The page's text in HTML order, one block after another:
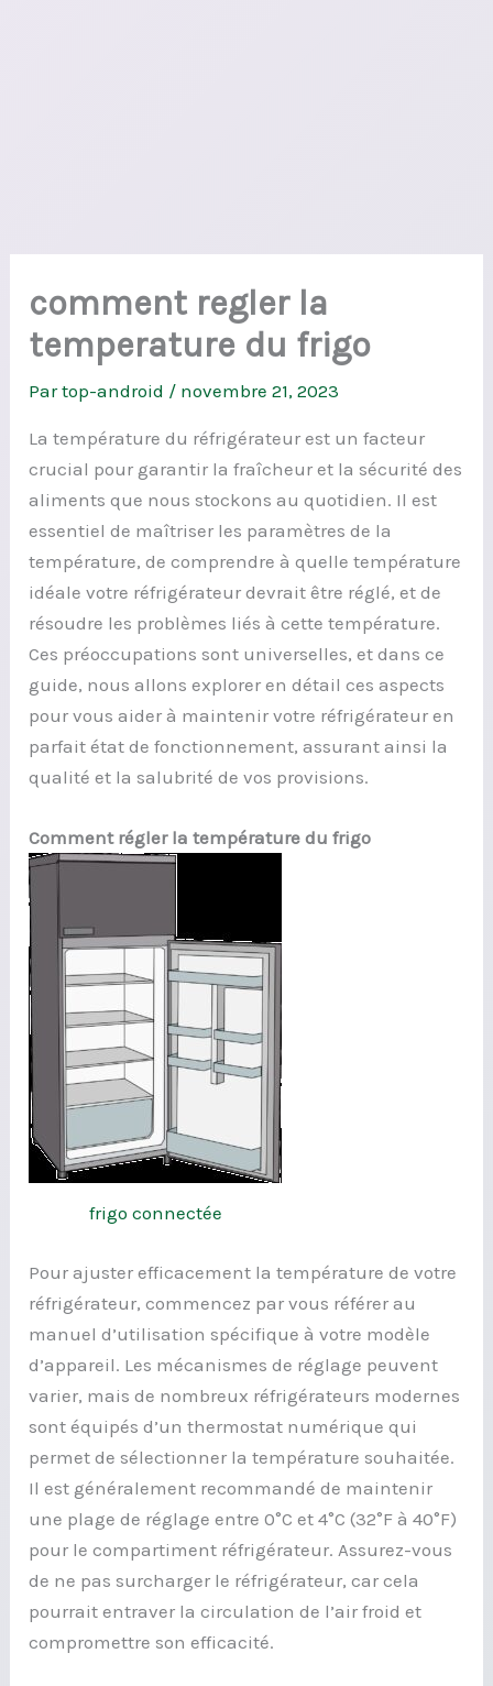
comment regler la
temperature du frigo
Partop-android / novembre 21, 2023
La température du réfrigérateur est un facteur
crucial pour garantir la fraîcheur et la sécurité des
aliments que nous stockons au quotidien. Il est
essentiel de maîtriser les paramètres de la
température, de comprendre à quelle température
idéale votre réfrigérateur devrait être réglé, et de
résoudre les problèmes liés à cette température.
Ces préoccupations sont universelles, et dans ce
guide, nous allons explorer en détail ces aspects
pour vous aider à maintenir votre réfrigérateur en
parfait état de fonctionnement, assurant ainsi la
qualité et la salubrité de vos provisions.
Comment régler la température du frigo
frigo connectée
Pour ajuster efficacement la température de votre
réfrigérateur, commencez par vous référer au
manuel d’utilisation spécifique à votre modèle
d’appareil. Les mécanismes de réglage peuvent
varier, mais de nombreux réfrigérateurs modernes
sont équipés d’un thermostat numérique qui
permet de sélectionner la température souhaitée.
Il est généralement recommandé de maintenir
une plage de réglage entre 0°C et 4°C (32°F à 40°F)
pour le compartiment réfrigérateur. Assurez-vous
de ne pas surcharger le réfrigérateur, car cela
pourrait entraver la circulation de l’air froid et
compromettre son efficacité.